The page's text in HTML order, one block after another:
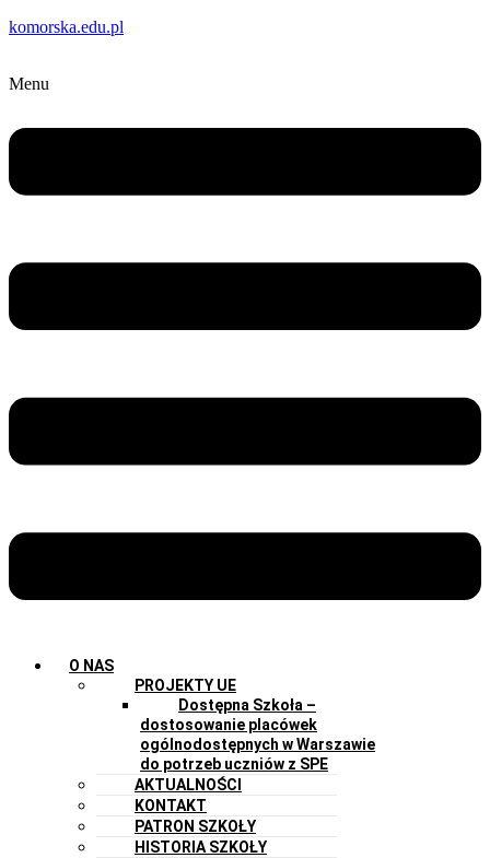
komorska.edu.pl
Menu
O NAS
PROJEKTY UE
Dostępna Szkoła –
dostosowanie placówek
ogólnodostępnych w Warszawie
do potrzeb uczniów z SPE
AKTUALNOŚCI
KONTAKT
PATRON SZKOŁY
HISTORIA SZKOŁY